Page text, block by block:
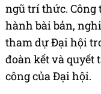
ngũ trí thức. Công
hành bài bản,
tham dự Đại hội
đoàn kết và quyết
công của Đại hội.